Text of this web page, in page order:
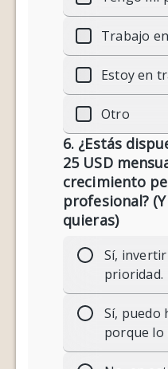
Trabajo
Estoy en
Otro
6. ¿Estás
25 USD
crecimiento
profesional?
quieras)
Sí,
prioridad.
Sí, puedo
porque lo